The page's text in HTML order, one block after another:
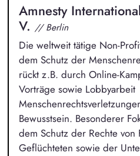
Amnesty
V. // Berlin
Die weltweit tätige Non-
dem Schutz der
rückt z.B. durch Online-
Vorträge sowie Lobbyarbeit
Bewusstsein. Besonderer
dem Schutz der Rechte
Geflüchteten sowie der